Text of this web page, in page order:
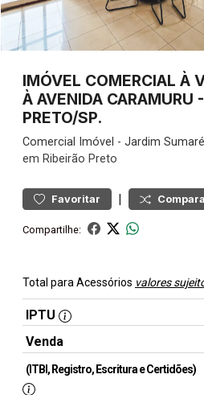
IMÓVEL COMERCIAL À
À AVENIDA CARAMURU
PRETO/SP.
Comercial Imóvel - Jardim Sumaré
em Ribeirão Preto
Favoritar |
Compartilhe:
Total para Acessórios valores
IPTU
Venda
(ITBI, Registro, Escritura e Certidões)